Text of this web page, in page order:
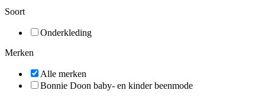
Soort
Onderkleding
Merken
Alle merken
Bonnie Doon baby- en kinder beenmode